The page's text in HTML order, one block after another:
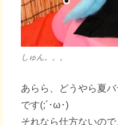
しゅん。。。
あらら、どうやら夏
です(;´･ω･)
それなら仕方ないの